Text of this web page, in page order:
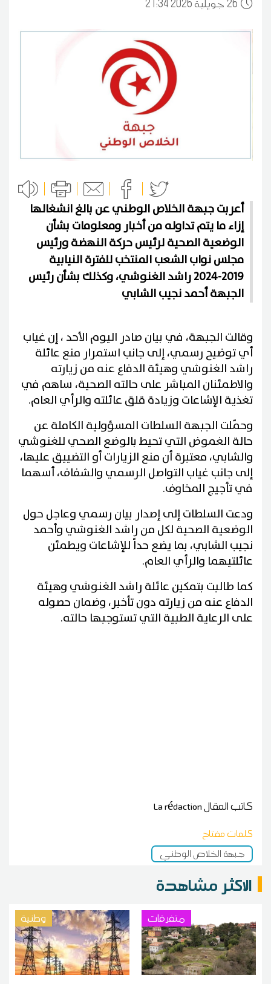
26 21:34 2026 جويلية
أعربت جبهة الخلاص الوطني عن بالغ انشغالها
إزاء ما يتم تداوله من أخبار ومعلومات بشأن
الوضعية الصحية لرئيس حركة النهضة ورئيس
مجلس نواب الشعب المنتخب للفترة النيابية
2019-2024 راشد الغنوشي، وكذلك بشأن رئيس
الجبهة أحمد نجيب الشابي
وقالت الجبهة، في بيان صادر اليوم الأحد ، إن غياب
أي توضيح رسمي، إلى جانب استمرار منع عائلة
راشد الغنوشي وهيئة الدفاع عنه من زيارته
والاطمئنان المباشر على حالته الصحية، ساهم في
تغذية الإشاعات وزيادة قلق عائلته والرأي العام.
وحمّلت الجبهة السلطات المسؤولية الكاملة عن
حالة الغموض التي تحيط بالوضع الصحي للغنوشي
والشابي، معتبرة أن منع الزيارات أو التضييق عليها،
إلى جانب غياب التواصل الرسمي والشفاف، أسهما
في تأجيج المخاوف.
ودعت السلطات إلى إصدار بيان رسمي وعاجل حول
الوضعية الصحية لكل من راشد الغنوشي وأحمد
نجيب الشابي، بما يضع حداً للإشاعات ويطمئن
عائلتيهما والرأي العام.
كما طالبت بتمكين عائلة راشد الغنوشي وهيئة
الدفاع عنه من زيارته دون تأخير، وضمان حصوله
على الرعاية الطبية التي تستوجبها حالته.
كاتب المقالLa rédaction
كلمات مفتاح
جبهة الخلاص الوطني
الاكثر مشاهدة
متفرقات وطنية